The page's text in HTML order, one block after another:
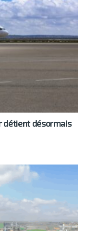
détient désormais